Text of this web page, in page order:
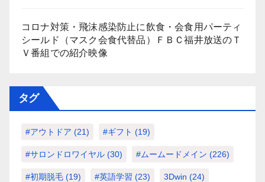
コロナ対策・飛沫感染防止に飲食・会食用パーティ
シールド（マスク会食代替品）ＦＢＣ福井放送のＴ
Ｖ番組での紹介映像
タグ
#アウトドア (21) #ギフト (19)
#サロンドロワイヤル (30) #ムームードメイン (226)
#初期脱毛 (19) #英語学習 (23) 3Dwin (24)